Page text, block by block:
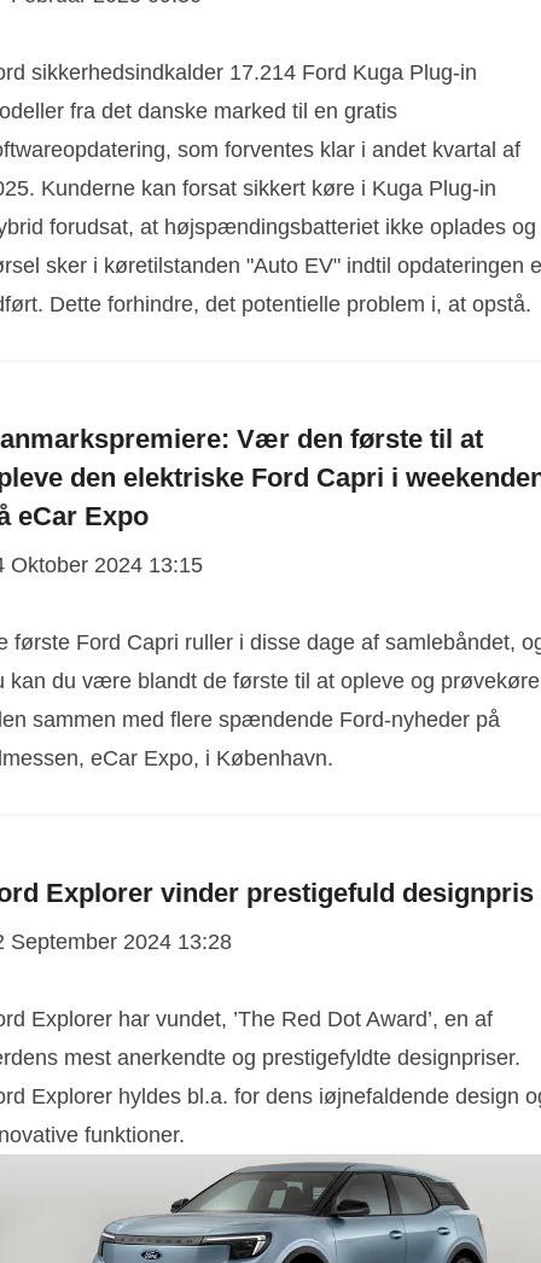
sikkerhedsindkalder 17.214 Ford Kuga Plug-in
fra det danske marked til en gratis
som forventes klar i andet kvartal af
Kunderne kan forsat sikkert køre i Kuga Plug-in
forudsat, at højspændingsbatteriet ikke oplades og
sker i køretilstanden "Auto EV" indtil opdateringen
Dette forhindre, det potentielle problem i, at opstå.
Vær den første til at
den elektriske Ford Capri i
eCar Expo
Oktober 2024 13:15
første Ford Capri ruller i disse dage af samlebåndet,
kan du være blandt de første til at opleve og prøvekøre
sammen med flere spændende Ford-nyheder på
eCar Expo, i København.
Explorer vinder prestigefuld designpris
September 2024 13:28
Explorer har vundet, ’The Red Dot Award’, en af
mest anerkendte og prestigefyldte designpriser.
Explorer hyldes bl.a. for dens iøjnefaldende design
funktioner.